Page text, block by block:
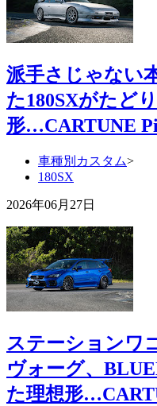
派手さじゃない
た180SXがたど
形…CARTUNE
車種別カスタム>
180SX
2026年06月27日
ステーションワ
ヴォーグ、
た理想形